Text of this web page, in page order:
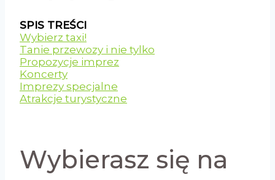
SPIS TREŚCI
Wybierz taxi!
Tanie przewozy i nie tylko
Propozycje imprez
Koncerty
Imprezy specjalne
Atrakcje turystyczne
Wybierasz się na